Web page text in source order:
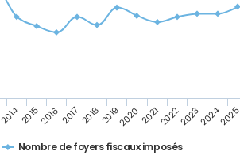
Nombre de foyers fiscaux imposés
201420152016 2017 20182019202020212022202320242025